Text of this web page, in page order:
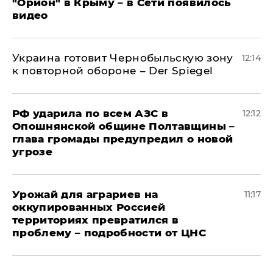
видео
Украина готовит Чернобыльскую зону
к повторной обороне – Der Spiegel
12:14
РФ ударила по всем АЗС в
Опошнянской общине Полтавщины –
глава громады предупредил о новой
угрозе
12:12
Урожай для аграриев на
оккупированных Россией
территориях превратился в
проблему – подробности от ЦНС
11:17